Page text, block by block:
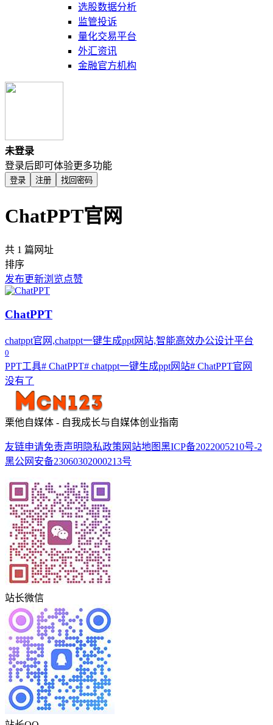
选股数据分析
监管投诉
量化交易平台
外汇资讯
金融官方机构
未登录
登录后即可体验更多功能
登录 注册 找回密码
ChatPPT官网
共 1 篇网址
排序
发布更新浏览点赞
ChatPPT
chatppt官网,chatppt一键生成ppt网站,智能高效办公设计平台
0
PPT工具# ChatPPT# chatppt一键生成ppt网站# ChatPPT官网
没有了
栗他自媒体 - 自我成长与自媒体创业指南
友链申请免责声明 隐私政策 网站地图黑ICP备2022005210号-2
黑公网安备23060302000213号
站长微信